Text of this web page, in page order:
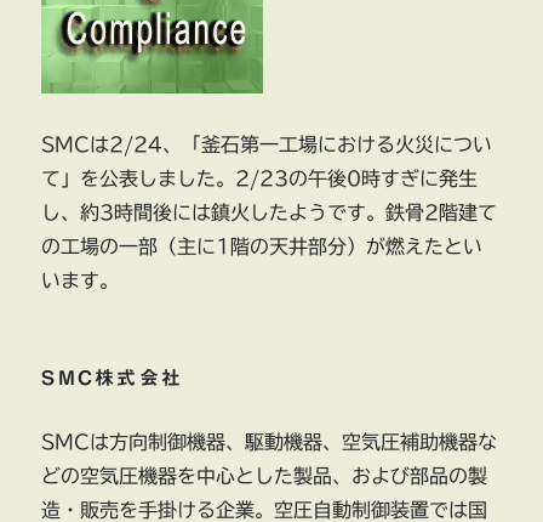
テ
ム
に
SMCは2/24、「釜石第一工場における火災につい
て」を公表しました。2/23の午後0時すぎに発生
し、約3時間後には鎮火したようです。鉄骨2階建て
の工場の一部（主に1階の天井部分）が燃えたとい
います。
SMC株式会社
SMCは方向制御機器、駆動機器、空気圧補助機器な
どの空気圧機器を中心とした製品、および部品の製
造・販売を手掛ける企業。空圧自動制御装置では国